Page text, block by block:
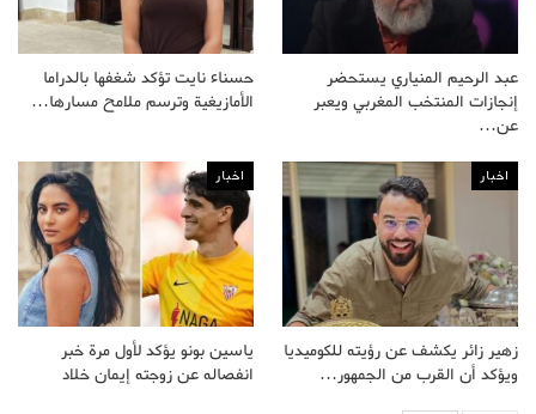
عبد الرحيم المنياري يستحضر
إنجازات المنتخب المغربي ويعبر
عن…
حسناء نايت تؤكد شغفها بالدراما
الأمازيغية وترسم ملامح مسارها…
اخبار
زهير زائر يكشف عن رؤيته للكوميديا
ويؤكد أن القرب من الجمهور…
اخبار
ياسين بونو يؤكد لأول مرة خبر
انفصاله عن زوجته إيمان خلاد